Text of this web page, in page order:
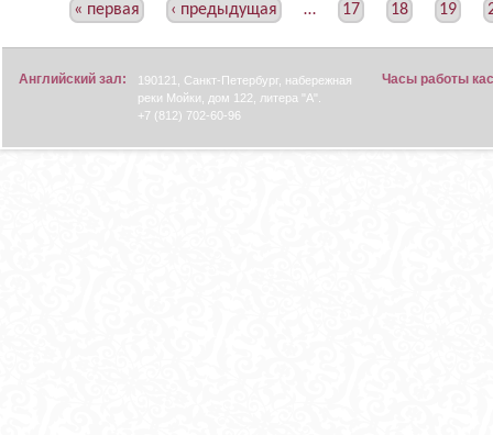
А
« первая ‹ предыдущая … 17 18 19
Английский зал:
190121, Санкт-Петербург, набережная
реки Мойки, дом 122, литера "А".
+7 (812) 702-60-96
Часы работы